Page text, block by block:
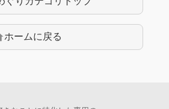
ホームに戻る